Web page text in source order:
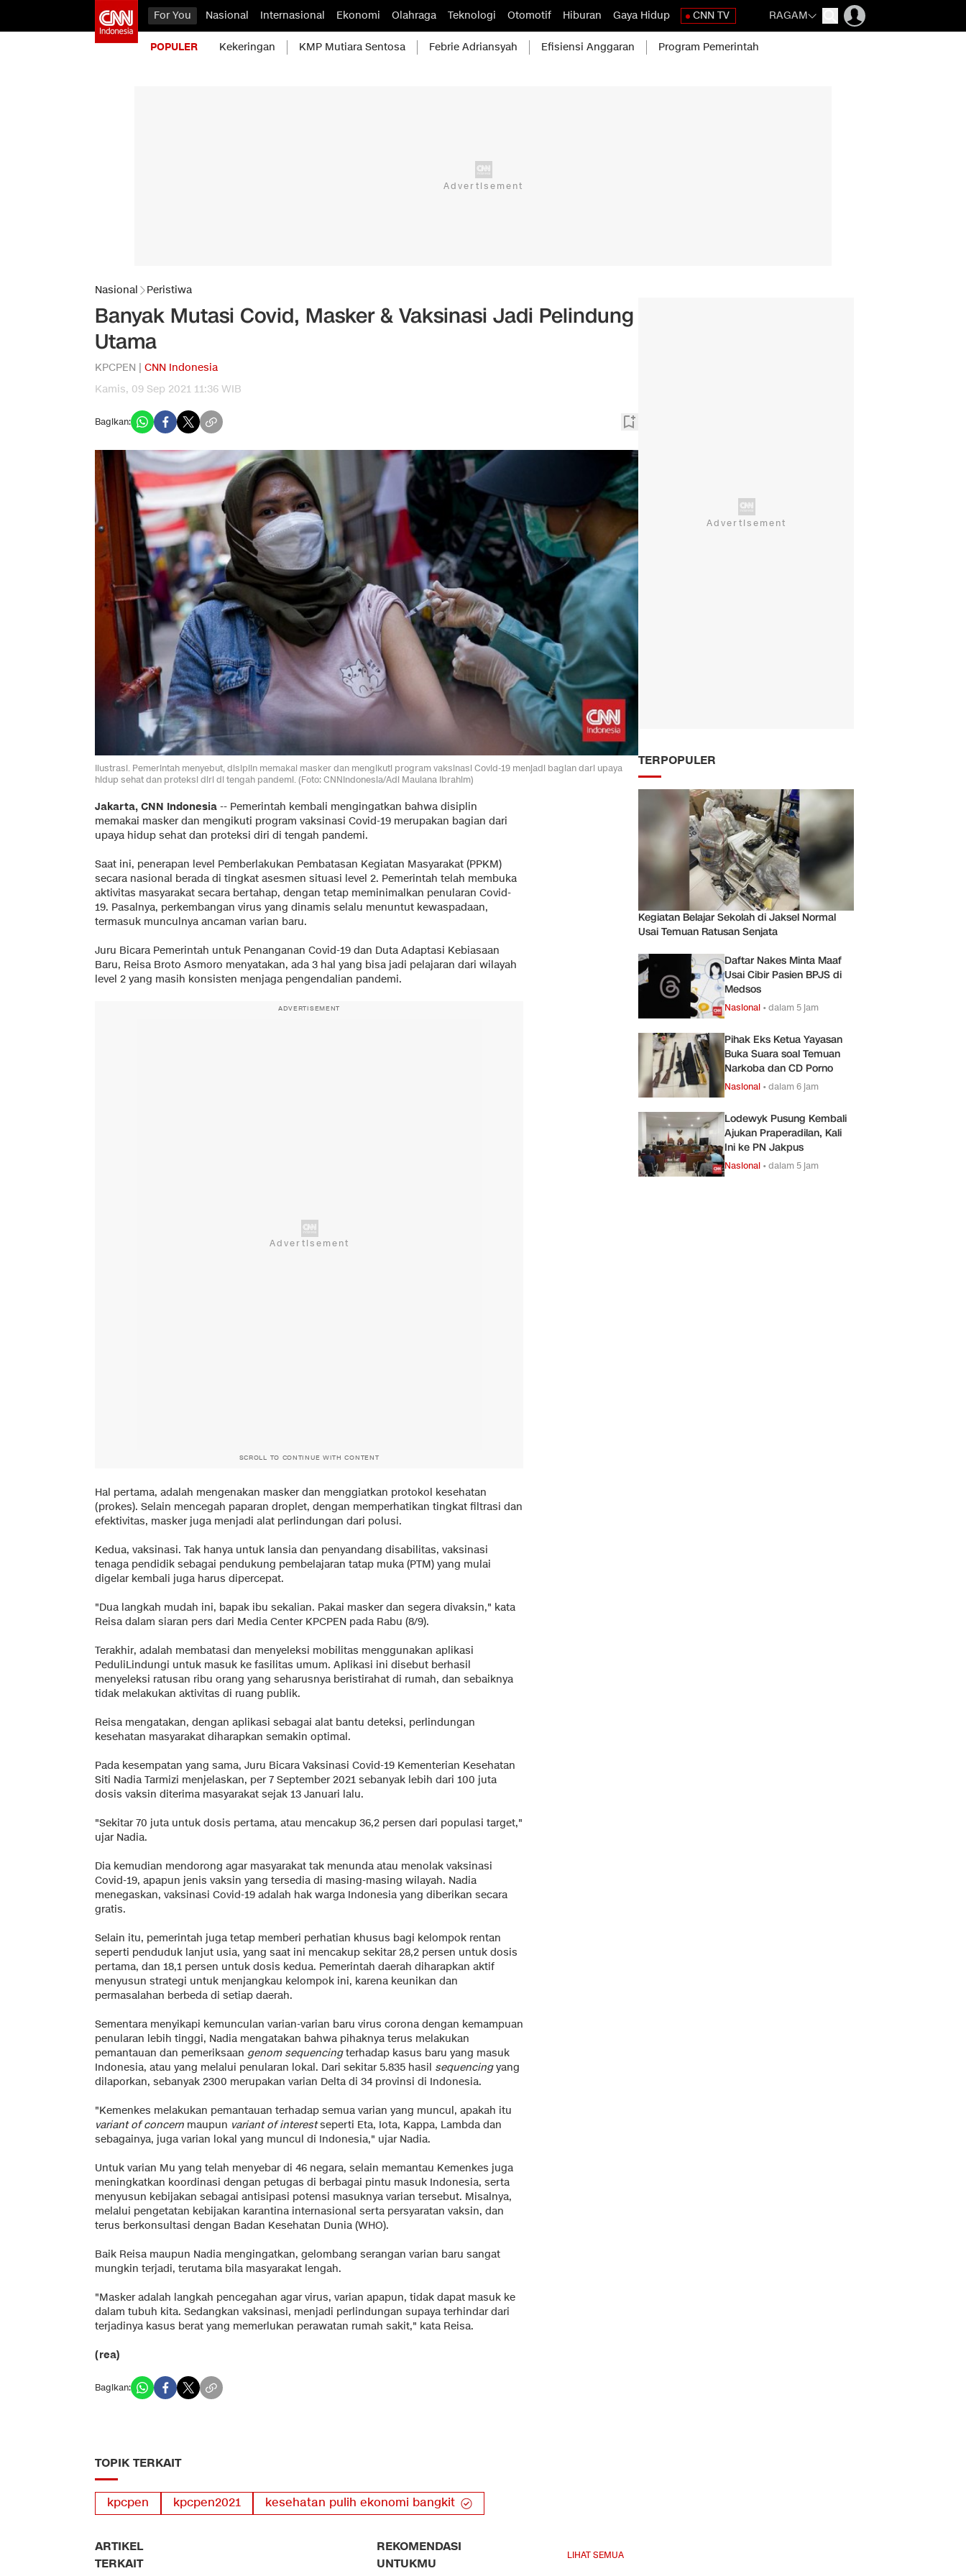
For You Nasional Internasional Ekonomi Olahraga Teknologi Otomotif Hiburan Gaya Hidup CNN TV RAGAM
POPULER Kekeringan KMP Mutiara Sentosa Febrie Adriansyah Efisiensi Anggaran Program Pemerintah
Nasional Peristiwa
Banyak Mutasi Covid, Masker & Vaksinasi Jadi Pelindung
Utama
KPCPEN | CNN Indonesia
Kamis, 09 Sep 2021 11:36 WIB
Bagikan:
Ilustrasi. Pemerintah menyebut, disiplin memakai masker dan mengikuti program vaksinasi Covid-19 menjadi bagian dari upaya
hidup sehat dan proteksi diri di tengah pandemi. (Foto: CNNIndonesia/Adi Maulana Ibrahim)
Jakarta, CNN Indonesia -- Pemerintah kembali mengingatkan bahwa disiplin
memakai masker dan mengikuti program vaksinasi Covid-19 merupakan bagian dari
upaya hidup sehat dan proteksi diri di tengah pandemi.
Saat ini, penerapan level Pemberlakukan Pembatasan Kegiatan Masyarakat (PPKM)
secara nasional berada di tingkat asesmen situasi level 2. Pemerintah telah membuka
aktivitas masyarakat secara bertahap, dengan tetap meminimalkan penularan Covid-
19. Pasalnya, perkembangan virus yang dinamis selalu menuntut kewaspadaan,
termasuk munculnya ancaman varian baru.
Juru Bicara Pemerintah untuk Penanganan Covid-19 dan Duta Adaptasi Kebiasaan
Baru, Reisa Broto Asmoro menyatakan, ada 3 hal yang bisa jadi pelajaran dari wilayah
level 2 yang masih konsisten menjaga pengendalian pandemi.
ADVERTISEMENT
SCROLL TO CONTINUE WITH CONTENT
Hal pertama, adalah mengenakan masker dan menggiatkan protokol kesehatan
(prokes). Selain mencegah paparan droplet, dengan memperhatikan tingkat filtrasi dan
efektivitas, masker juga menjadi alat perlindungan dari polusi.
Kedua, vaksinasi. Tak hanya untuk lansia dan penyandang disabilitas, vaksinasi
tenaga pendidik sebagai pendukung pembelajaran tatap muka (PTM) yang mulai
digelar kembali juga harus dipercepat.
"Dua langkah mudah ini, bapak ibu sekalian. Pakai masker dan segera divaksin," kata
Reisa dalam siaran pers dari Media Center KPCPEN pada Rabu (8/9).
Terakhir, adalah membatasi dan menyeleksi mobilitas menggunakan aplikasi
PeduliLindungi untuk masuk ke fasilitas umum. Aplikasi ini disebut berhasil
menyeleksi ratusan ribu orang yang seharusnya beristirahat di rumah, dan sebaiknya
tidak melakukan aktivitas di ruang publik.
Reisa mengatakan, dengan aplikasi sebagai alat bantu deteksi, perlindungan
kesehatan masyarakat diharapkan semakin optimal.
Pada kesempatan yang sama, Juru Bicara Vaksinasi Covid-19 Kementerian Kesehatan
Siti Nadia Tarmizi menjelaskan, per 7 September 2021 sebanyak lebih dari 100 juta
dosis vaksin diterima masyarakat sejak 13 Januari lalu.
"Sekitar 70 juta untuk dosis pertama, atau mencakup 36,2 persen dari populasi target,"
ujar Nadia.
Dia kemudian mendorong agar masyarakat tak menunda atau menolak vaksinasi
Covid-19, apapun jenis vaksin yang tersedia di masing-masing wilayah. Nadia
menegaskan, vaksinasi Covid-19 adalah hak warga Indonesia yang diberikan secara
gratis.
Selain itu, pemerintah juga tetap memberi perhatian khusus bagi kelompok rentan
seperti penduduk lanjut usia, yang saat ini mencakup sekitar 28,2 persen untuk dosis
pertama, dan 18,1 persen untuk dosis kedua. Pemerintah daerah diharapkan aktif
menyusun strategi untuk menjangkau kelompok ini, karena keunikan dan
permasalahan berbeda di setiap daerah.
Sementara menyikapi kemunculan varian-varian baru virus corona dengan kemampuan
penularan lebih tinggi, Nadia mengatakan bahwa pihaknya terus melakukan
pemantauan dan pemeriksaan genom sequencingterhadap kasus baru yang masuk
Indonesia, atau yang melalui penularan lokal. Dari sekitar 5.835 hasil sequencingyang
dilaporkan, sebanyak 2300 merupakan varian Delta di 34 provinsi di Indonesia.
"Kemenkes melakukan pemantauan terhadap semua varian yang muncul, apakah itu
variant of concern maupun variant of interestseperti Eta, Iota, Kappa, Lambda dan
sebagainya, juga varian lokal yang muncul di Indonesia," ujar Nadia.
Untuk varian Mu yang telah menyebar di 46 negara, selain memantau Kemenkes juga
meningkatkan koordinasi dengan petugas di berbagai pintu masuk Indonesia, serta
menyusun kebijakan sebagai antisipasi potensi masuknya varian tersebut. Misalnya,
melalui pengetatan kebijakan karantina internasional serta persyaratan vaksin, dan
terus berkonsultasi dengan Badan Kesehatan Dunia (WHO).
Baik Reisa maupun Nadia mengingatkan, gelombang serangan varian baru sangat
mungkin terjadi, terutama bila masyarakat lengah.
"Masker adalah langkah pencegahan agar virus, varian apapun, tidak dapat masuk ke
dalam tubuh kita. Sedangkan vaksinasi, menjadi perlindungan supaya terhindar dari
terjadinya kasus berat yang memerlukan perawatan rumah sakit," kata Reisa.
(rea)
Bagikan:
TOPIK TERKAIT
kpcpen kpcpen2021 kesehatan pulih ekonomi bangkit
ARTIKEL
TERKAIT
REKOMENDASI
UNTUKMU
LIHAT SEMUA
TERPOPULER
Kegiatan Belajar Sekolah di Jaksel Normal
Usai Temuan Ratusan Senjata
Daftar Nakes Minta Maaf
Usai Cibir Pasien BPJS di
Medsos
Nasional •dalam 5 jam
Pihak Eks Ketua Yayasan
Buka Suara soal Temuan
Narkoba dan CD Porno
Nasional •dalam 6 jam
Lodewyk Pusung Kembali
Ajukan Praperadilan, Kali
Ini ke PN Jakpus
Nasional •dalam 5 jam